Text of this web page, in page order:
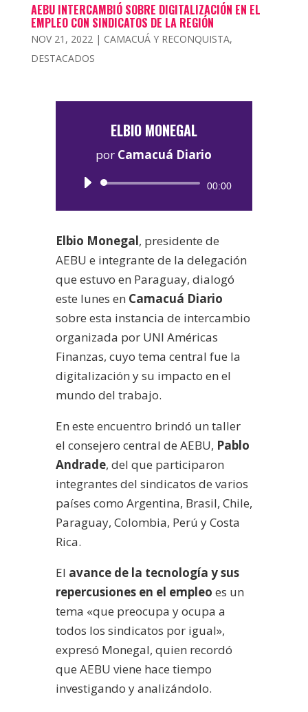
AEBU INTERCAMBIÓ SOBRE DIGITALIZACIÓN EN EL
EMPLEO CON SINDICATOS DE LA REGIÓN
NOV 21, 2022| CAMACUÁ Y RECONQUISTA,
DESTACADOS
ELBIO MONEGAL
por Camacuá Diario
Reproductor
00:00
Elbio Monegal, presidente de
AEBU e integrante de la delegación
que estuvo en Paraguay, dialogó
este lunes en Camacuá Diario
sobre esta instancia de intercambio
organizada por UNI Américas
Finanzas, cuyo tema central fue la
digitalización y su impacto en el
mundo del trabajo.
En este encuentro brindó un taller
el consejero central de AEBU, Pablo
Andrade, del que participaron
integrantes del sindicatos de varios
países como Argentina, Brasil, Chile,
Paraguay, Colombia, Perú y Costa
Rica.
El avance de la tecnología y sus
repercusiones en el empleo es un
tema «que preocupa y ocupa a
todos los sindicatos por igual»,
expresó Monegal, quien recordó
que AEBU viene hace tiempo
investigando y analizándolo.